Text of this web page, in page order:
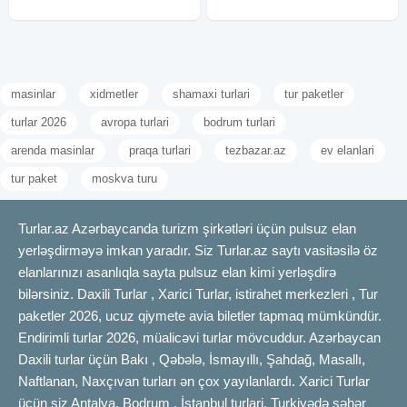
masinlar xidmetler shamaxi turlari tur paketler
turlar 2026 avropa turlari bodrum turlari
arenda masinlar praqa turlari tezbazar.az ev elanlari
tur paket moskva turu
Turlar.az Azərbaycanda turizm şirkətləri üçün pulsuz elan
yerləşdirməyə imkan yaradır. Siz Turlar.az saytı vasitəsilə öz
elanlarınızı asanlıqla sayta pulsuz elan kimi yerləşdirə
bilərsiniz. Daxili Turlar , Xarici Turlar, istirahet merkezleri , Tur
paketler 2026, ucuz qiymete avia biletler tapmaq mümkündür.
Endirimli turlar 2026, müalicəvi turlar mövcuddur. Azərbaycan
Daxili turlar üçün Bakı , Qəbələ, İsmayıllı, Şahdağ, Masallı,
Naftlanan, Naxçıvan turları ən çox yayılanlardı. Xarici Turlar
üçün siz Antalya, Bodrum , İstanbul turlari, Turkiyədə şəhər